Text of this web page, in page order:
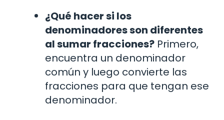
¿Qué hacer si los
denominadores son diferentes
al sumar fracciones? Primero,
encuentra un denominador
común y luego convierte las
fracciones para que tengan ese
denominador.